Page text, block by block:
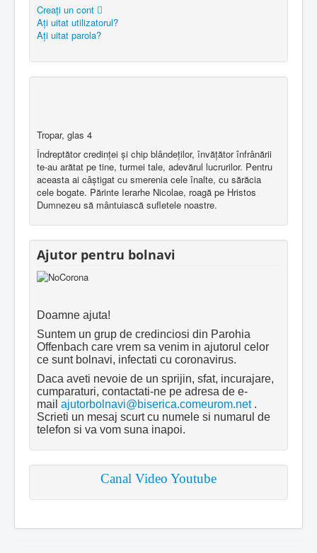
Creaţi un cont
Aţi uitat utilizatorul?
Aţi uitat parola?
Tropar, glas 4
Îndreptător credinţei şi chip blândeţilor, învăţător înfrânării
te-au arătat pe tine, turmei tale, adevărul lucrurilor. Pentru
aceasta ai câştigat cu smerenia cele înalte, cu sărăcia
cele bogate. Părinte Ierarhe Nicolae, roagă pe Hristos
Dumnezeu să mântuiască sufletele noastre.
Ajutor pentru bolnavi
Doamne ajuta!
Suntem un grup de credinciosi din Parohia
Offenbach care vrem sa venim in ajutorul celor
ce sunt bolnavi, infectati cu coronavirus.
Daca aveti nevoie de un sprijin, sfat, incurajare,
cumparaturi, contactati-ne pe adresa de e-
mail ajutorbolnavi@biserica.comeurom.net.
Scrieti un mesaj scurt cu numele si numarul de
telefon si va vom suna inapoi.
Canal Video Youtube